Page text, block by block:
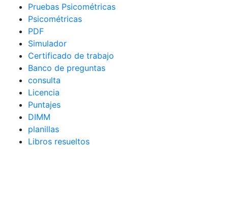
Pruebas Psicométricas
Psicométricas
PDF
Simulador
Certificado de trabajo
Banco de preguntas
consulta
Licencia
Puntajes
DIMM
planillas
Libros resueltos